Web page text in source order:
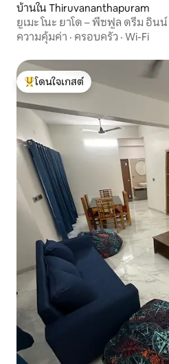
บ้านใน Thiruvananthapuram
ยูเมะ โนะ ยาโด – พีซฟูล ดรีม อิน
ความคุ้มค่า · ครอบครัว · Wi-Fi
โดนใจเกสต์ที่สุด
โดนใจเกสต์